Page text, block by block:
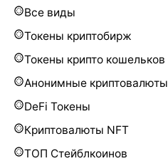
Все виды
Токены криптобирж
Токены крипто кошельков
Анонимные криптовалюты
DeFi Токены
Криптовалюты NFT
ТОП Стейблкоинов